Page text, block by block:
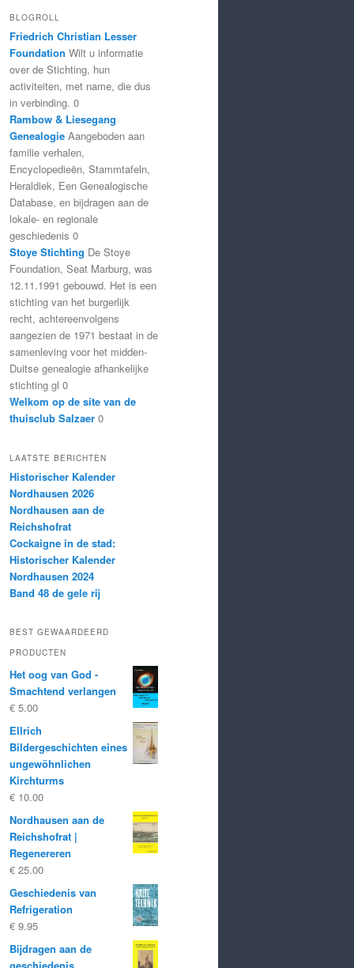
BLOGROLL
Friedrich Christian Lesser
Foundation Wilt u informatie
over de Stichting, hun
activiteiten, met name, die dus
in verbinding. 0
Rambow & Liesegang
Genealogie Aangeboden aan
familie verhalen,
Encyclopedieën, Stammtafeln,
Heraldiek, Een Genealogische
Database, en bijdragen aan de
lokale- en regionale
geschiedenis 0
Stoye Stichting De Stoye
Foundation, Seat Marburg, was
12.11.1991 gebouwd. Het is een
stichting van het burgerlijk
recht, achtereenvolgens
aangezien de 1971 bestaat in de
samenleving voor het midden-
Duitse genealogie afhankelijke
stichting gl 0
Welkom op de site van de
thuisclub Salzaer 0
LAATSTE BERICHTEN
Historischer Kalender
Nordhausen 2026
Nordhausen aan de
Reichshofrat
Cockaigne in de stad:
Historischer Kalender
Nordhausen 2024
Band 48 de gele rij
BEST GEWAARDEERD
PRODUCTEN
Het oog van God -
Smachtend verlangen
€ 5.00
Ellrich
Bildergeschichten eines
ungewöhnlichen
Kirchturms
€ 10.00
Nordhausen aan de
Reichshofrat |
Regenereren
€ 25.00
Geschiedenis van
Refrigeration
€ 9.95
Bijdragen aan de